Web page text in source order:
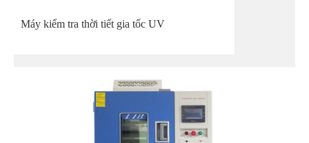
Máy kiểm tra thời tiết gia tốc UV